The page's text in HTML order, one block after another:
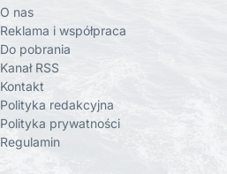
O nas
Reklama i współpraca
Do pobrania
Kanał RSS
Kontakt
Polityka redakcyjna
Polityka prywatności
Regulamin